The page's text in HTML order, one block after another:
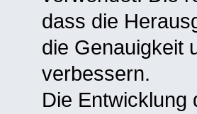
dass die
die Genauigkeit
verbessern.
Die Entwicklung